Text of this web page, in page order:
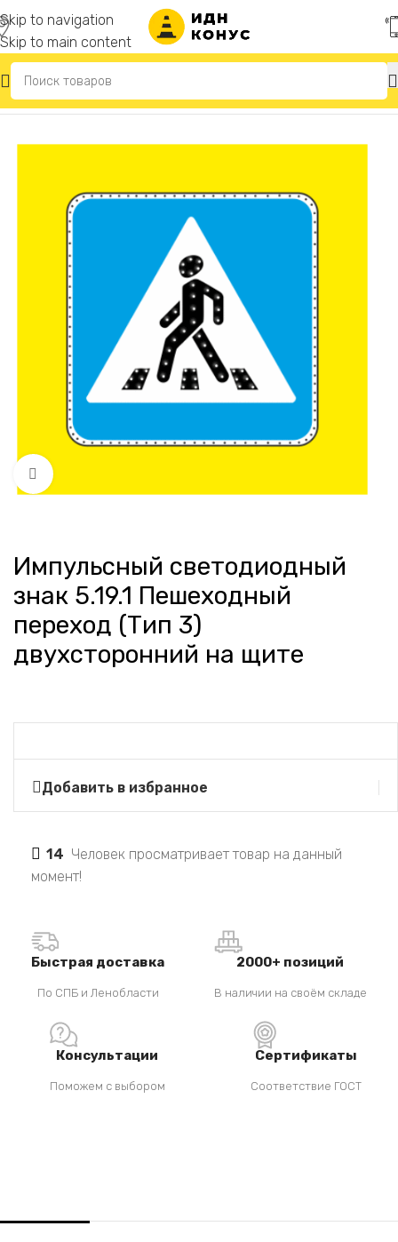
Skip to navigation
Skip to main content
Главная Светодиодные дорожные знаки
Нажмите, чтобы увеличить
Импульсный светодиодный
знак 5.19.1 Пешеходный
переход (Тип 3)
двухсторонний на щите
Добавить в избранное
14 Человек просматривает товар на данный
момент!
Быстрая доставка
По СПБ и Ленобласти
2000+ позиций
В наличии на своём складе
Консультации
Поможем с выбором
Сертификаты
Соответствие ГОСТ